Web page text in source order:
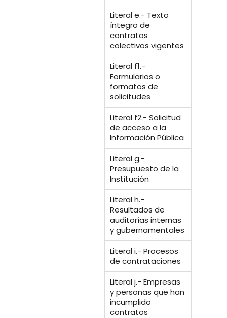
Literal e.- Texto
íntegro de
contratos
colectivos vigentes
Literal f1.-
Formularios o
formatos de
solicitudes
Literal f2.- Solicitud
de acceso a la
Información Pública
Literal g.-
Presupuesto de la
Institución
Literal h.-
Resultados de
auditorías internas
y gubernamentales
Literal i.- Procesos
de contrataciones
Literal j.- Empresas
y personas que han
incumplido
contratos